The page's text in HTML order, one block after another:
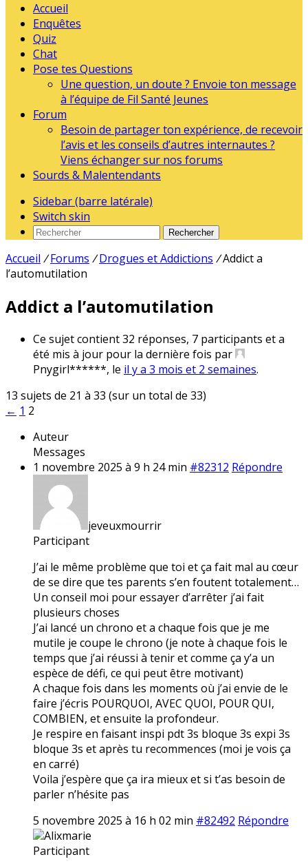
Accueil
Enquêtes
Quiz
Chat
Pose tes Questions
Une question, un doute ? Envoie ton message
à l’équipe de Fil Santé Jeunes
Forum
Besoin de partager ton expérience, de recevoir
l’avis et les conseils d’autres internautes ?
Viens échanger sur nos forums
Sourds & Malentendants
Sidebar (barre latérale)
Switch skin
Rechercher
Accueil / Forums / Drogues et Addictions /Addict a
l’automutilation
Addict a l’automutilation
Ce sujet contient 32 réponses, 7 participants et a
été mis à jour pour la dernière fois par
Pnygirl******, le il y a 3 mois et 2 semaines.
13 sujets de 21 à 33 (sur un total de 33)
← 1 2
Auteur
Messages
1 novembre 2025 à 9 h 24 min #82312 Répondre
jeveuxmourrir
Participant
J’ai le même problème que toi et ça fait mal au cœur
de se dire que tes parents s’en foutent totalement…
Un conseil moi pour essayer d’arrêter j’ai fait
plusieurs choses
J’ai lancé un chrono et a chaque fois que je me
mutile je coupe le chrono (je note à chaque fois le
temps que j’ai réussi à tenir et comme ça y’a un
espèce de défi, ce qui peut être motivant)
A chaque fois dans les moments où j’ai envie de le
faire j’écris POURQUOI, AVEC QUOI, POUR QUI,
COMBIEN, et ensuite la profondeur.
Je respire en faisant inspi pdt 3s bloque 3s expi 3s
bloque 3s et après tu recommences (moi je vois ça
en carré)
Voila j’espère que ça ira mieux et si t’as besoin de
parler n’hésite pas
5 novembre 2025 à 16 h 02 min #82492 Répondre
Alixmarie
Participant